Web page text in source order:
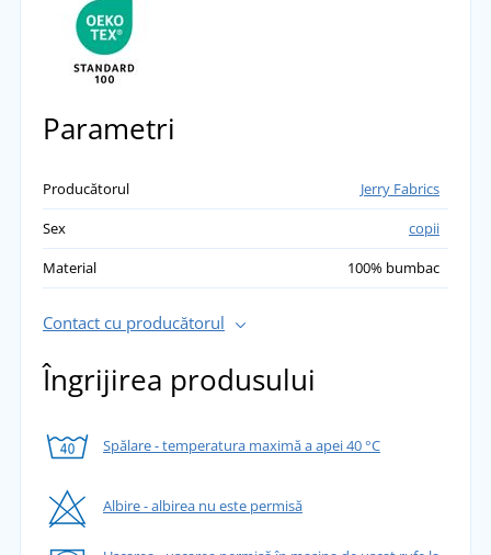
Parametri
Producătorul
Jerry Fabrics
Sex
copii
Material
100% bumbac
Contact cu producătorul
Îngrijirea produsului
Spălare - temperatura maximă a apei 40 °C
Albire - albirea nu este permisă